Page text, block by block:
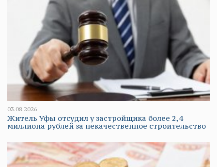
03.08.2026
Житель Уфы отсудил у застройщика более 2,4
миллиона рублей за некачественное строительство